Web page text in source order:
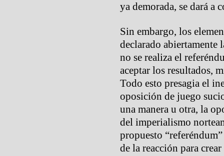
ya demorada, se dará a
Sin embargo, los
declarado abiertamente
no se realiza el
aceptar los resultados,
Todo esto presagia el
oposición de juego
una manera u otra, la
del imperialismo
propuesto
de la reacción para